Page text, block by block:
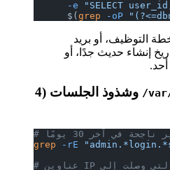
      -e
"SELECT
      $(
grep -oP
التوظيف، أو بريد
وشذوذ الجلسات (4
في آخر 30 يومًا
grep
-rE